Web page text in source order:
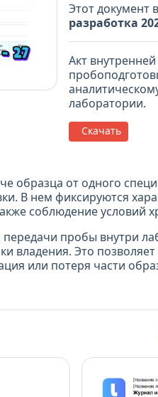
Этот документ
разработка
Акт
лаборатории.
Скачать
образца от одного
В нем фиксируются
соблюдение условий
пробы внутри
владения. Это
или потеря части